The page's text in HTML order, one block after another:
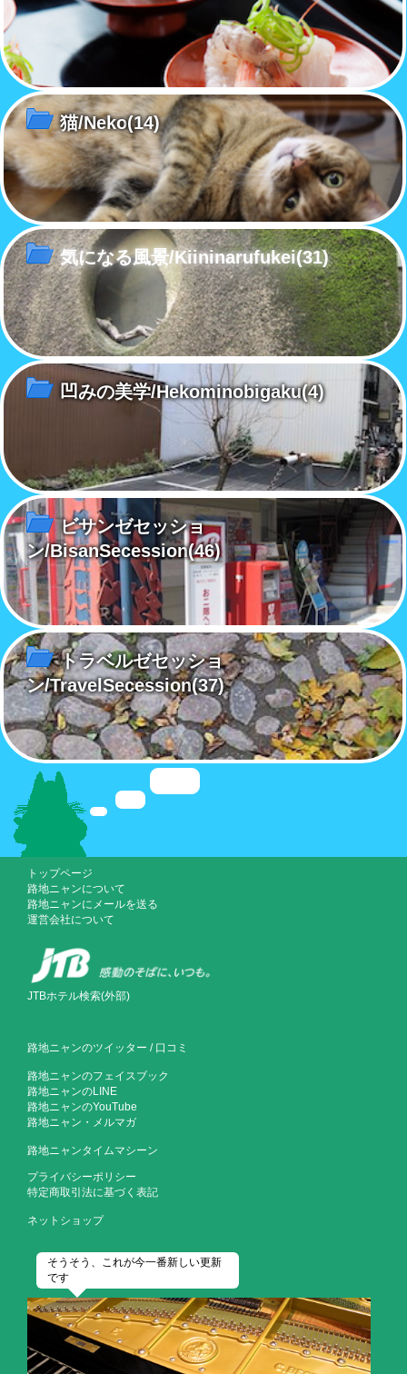
猫/Neko(14)
気になる風景/Kiininarufukei(31)
凹みの美学/Hekominobigaku(4)
ビサンゼセッショ
ン/BisanSecession(46)
トラベルゼセッショ
ン/TravelSecession(37)
トップページ
路地ニャンについて
路地ニャンにメールを送る
運営会社について
JTBホテル検索(外部)
路地ニャンのツイッター / 口コミ
路地ニャンのフェイスブック
路地ニャンのLINE
路地ニャンのYouTube
路地ニャン・メルマガ
路地ニャンタイムマシーン
プライバシーポリシー
特定商取引法に基づく表記
ネットショップ
そうそう、これが今一番新しい更新
です